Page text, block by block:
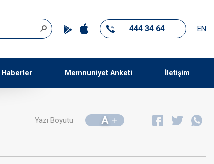
444 34 64 EN
Haberler Memnuniyet Anketi İletişim
Yazı Boyutu A